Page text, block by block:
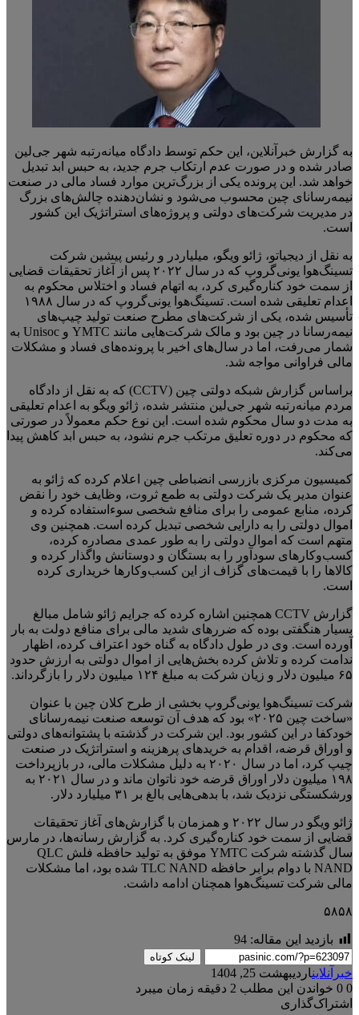
به گزارش خبرآنلاین، این حکم توسط دادگاه میانه‌رتبه شهر جی‌لین
صادر شده و در صورت عدم ارتکاب جرم جدید، به حبس ابد تبدیل
خواهد شد. این پرونده یکی از بزرگ‌ترین موارد فساد مالی در صنعت
نیمه‌رسانای چین محسوب می‌شود و نشان‌دهنده چالش‌های بزرگ
در مدیریت شرکت‌های دولتی و پروژه‌های استراتژیک این کشور
است.
به نقل از دیجیاتو، ژائو ویگو، میلیاردر و رئیس پیشین شرکت
تسینگ‌هوا یونی‌گروپ که در سال ۲۰۲۲ پس از آغاز تحقیقات قضایی
از سمت خود کناره‌گیری کرد، به اتهام فساد و اختلاس محکوم به
اعدام تعلیقی شده است. تسینگ‌هوا یونی‌گروپ که در سال ۱۹۸۸
تأسیس شده، یکی از شرکت‌های مطرح صنعت تولید چیپ‌های
نیمه‌رسانا در چین بود و مالک شرکت‌هایی مانند YMTC و Unisoc به
شمار می‌رفت، اما در سال‌های اخیر با پرونده‌های فساد و مشکلات
مالی فراوانی مواجه شد.
براساس گزارش شبکه دولتی چین (CCTV) که به نقل از دادگاه
مردم میانه‌رتبه شهر جی‌لین منتشر شده، ژائو ویگو به اعدام تعلیقی
به مدت دو سال محکوم شده است. این نوع حکم معمولاً در صورتی
که محکوم در دوره تعلیق مرتکب جرم نشود، به حبس ابد کاهش پیدا
می‌کند.
کمیسیون مرکزی بازرسی انضباطی چین اعلام کرده که ژائو به
عنوان مدیر یک شرکت دولتی به طمع ثروت، وظایف خود را نقض
کرده، منابع عمومی را برای منافع شخصی سوءاستفاده کرده و
اموال دولتی را به دارایی شخصی تبدیل کرده است. همچنین وی
متهم است که اموال دولتی را به طور عمدی مصادره کرده،
کسب‌وکارهای سودآور را به بستگان و دوستانش واگذار کرده و
کالاها را با قیمت‌های گزاف از این کسب‌وکارها خریداری کرده
است.
گزارش CCTV همچنین اشاره کرده که جرایم ژائو شامل مبالغ
بسیار هنگفتی بوده که ضررهای شدید مالی برای منافع دولت به بار
آورده است. وی در طول دادگاه به گناه خود اعتراف کرده، اظهار
ندامت کرده و تلاش کرده بخش‌هایی از اموال دولتی به ارزش حدود
۶۵ میلیون دلار و زیان شرکت به مبلغ ۱۲۴ میلیون دلار را بازگرداند.
شرکت تسینگ‌هوا یونی‌گروپ بخشی از طرح کلان چین با عنوان
«ساخت چین ۲۰۲۵» بود که هدف آن توسعه صنعت نیمه‌رسانای
خودکفا در این کشور بود. این شرکت در گذشته با پشتوانه‌های دولتی
و اوراق قرضه، اقدام به خریدهای پرهزینه و استراتژیک در صنعت
چیپ کرد، اما در سال ۲۰۲۰ به دلیل مشکلات مالی، در بازپرداخت
۱۹۸ میلیون دلار اوراق قرضه خود ناتوان ماند و در سال ۲۰۲۱ به
ورشکستگی نزدیک شد، با بدهی‌هایی بالغ بر ۳۱ میلیارد دلار.
ژائو ویگو در سال ۲۰۲۲ و همزمان با گزارش‌های آغاز تحقیقات
قضایی از سمت خود کناره‌گیری کرد. به گزارش رسانه‌ها، در مارس
سال گذشته شرکت YMTC موفق به تولید حافظه فلش QLC
NAND با دوام برابر حافظه TLC NAND شده بود، اما مشکلات
مالی شرکت تسینگ‌هوا همچنان ادامه داشت.
۵۸۵۸
بازدید این مقاله: 94
لینک کوتاه
خبرآنلایناردیبهشت 25, 1404
0
خواندن این مطلب 2 دقیقه زمان میبرد
اشتراک‌گذاری